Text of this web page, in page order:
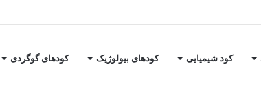
کود شیمیایی کودهای بیولوژیک کودهای گوگردی